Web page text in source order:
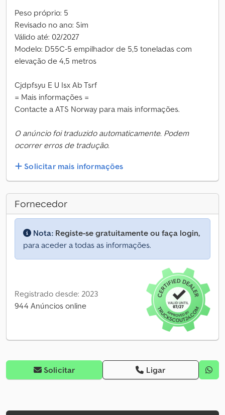
Peso próprio: 5
Revisado no ano: Sim
Válido até: 02/2027
Modelo: D55C-5 empilhador de 5,5 toneladas com
elevação de 4,5 metros
Cjdpfsyu E U Isx Ab Tsrf
= Mais informações =
Contacte a ATS Norway para mais informações.
O anúncio foi traduzido automaticamente. Podem
ocorrer erros de tradução.
Solicitar mais informações
Fornecedor
Nota: Registe-se gratuitamente ou faça login,
para aceder a todas as informações.
Registrado desde: 2023
944 Anúncios online
Solicitar Ligar